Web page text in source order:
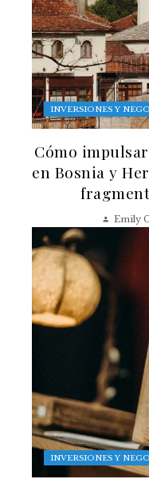
INVERSIONES Y
Cómo
en Bosnia y
Emily
INVERSIONES Y